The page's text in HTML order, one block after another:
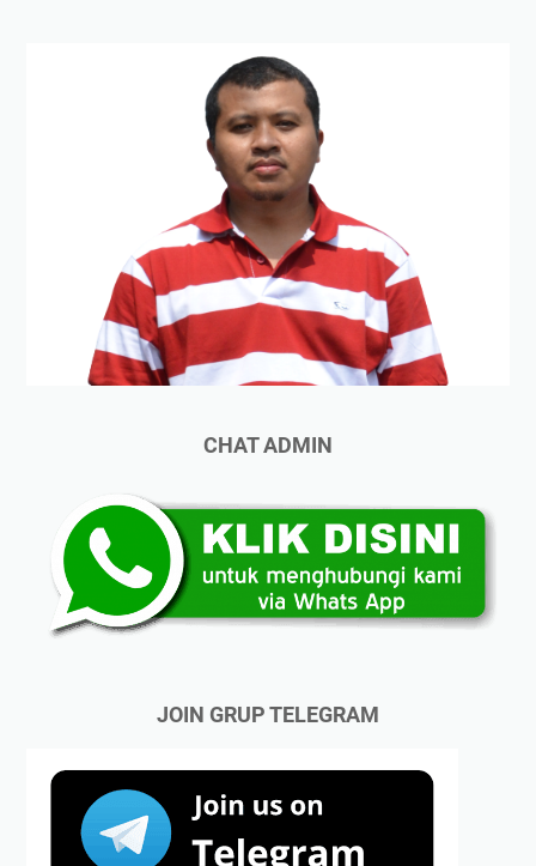
CHAT ADMIN
JOIN GRUP TELEGRAM